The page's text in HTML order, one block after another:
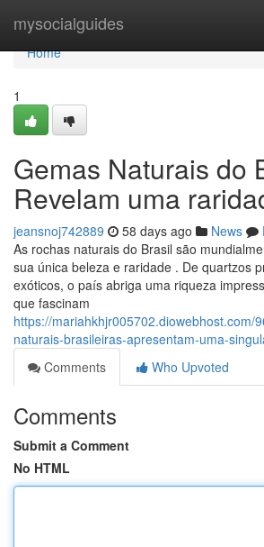
mysocialguides
Home
Home
1
Gemas Naturais do
Revelam uma
jeansnoj742889 58 days ago News
As rochas naturais do Brasil são
sua única beleza e raridade . De quartzos
exóticos, o país abriga uma riqueza
que fascinam
https://mariahkhjr005702.diowebhost.com/
naturais-brasileiras-apresentam-uma-
Comments
Who Upvoted
Comments
Submit a Comment
No HTML